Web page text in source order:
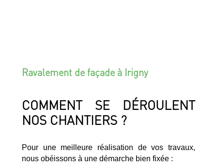
Ravalement de façade à Irigny
COMMENT SE DÉROULENT
NOS CHANTIERS ?
Pour une meilleure réalisation de vos travaux,
nous obéissons à une démarche bien fixée :